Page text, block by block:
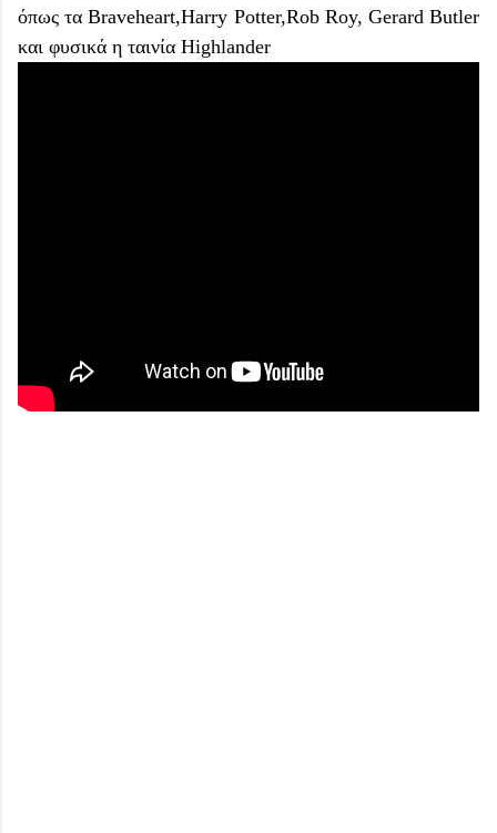
όπως τα Braveheart,Harry Potter,Rob Roy, Gerard Butler
και φυσικά η ταινία Highlander